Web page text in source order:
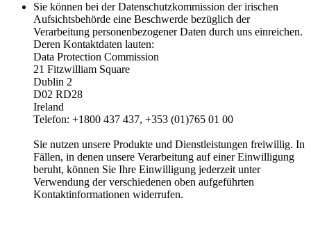
Sie können bei der Datenschutzkommission der irischen
Aufsichtsbehörde eine Beschwerde bezüglich der
Verarbeitung personenbezogener Daten durch uns einreichen.
Deren Kontaktdaten lauten:
Data Protection Commission
21 Fitzwilliam Square
Dublin 2
D02 RD28
Ireland
Telefon: +1800 437 437, +353 (01)765 01 00
Sie nutzen unsere Produkte und Dienstleistungen freiwillig. In
Fällen, in denen unsere Verarbeitung auf einer Einwilligung
beruht, können Sie Ihre Einwilligung jederzeit unter
Verwendung der verschiedenen oben aufgeführten
Kontaktinformationen widerrufen.